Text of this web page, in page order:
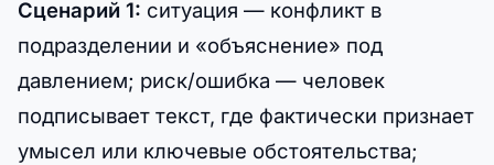
Сценарий 1: ситуация — конфликт в
подразделении и «объяснение» под
давлением; риск/ошибка — человек
подписывает текст, где фактически признает
умысел или ключевые обстоятельства;